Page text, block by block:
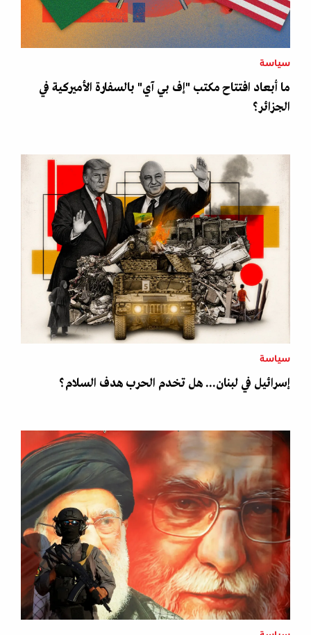
سياسة
ما أبعاد افتتاح مكتب "إف بي آي" بالسفارة الأميركية في
الجزائر؟
سياسة
إسرائيل في لبنان... هل تخدم الحرب هدف السلام؟